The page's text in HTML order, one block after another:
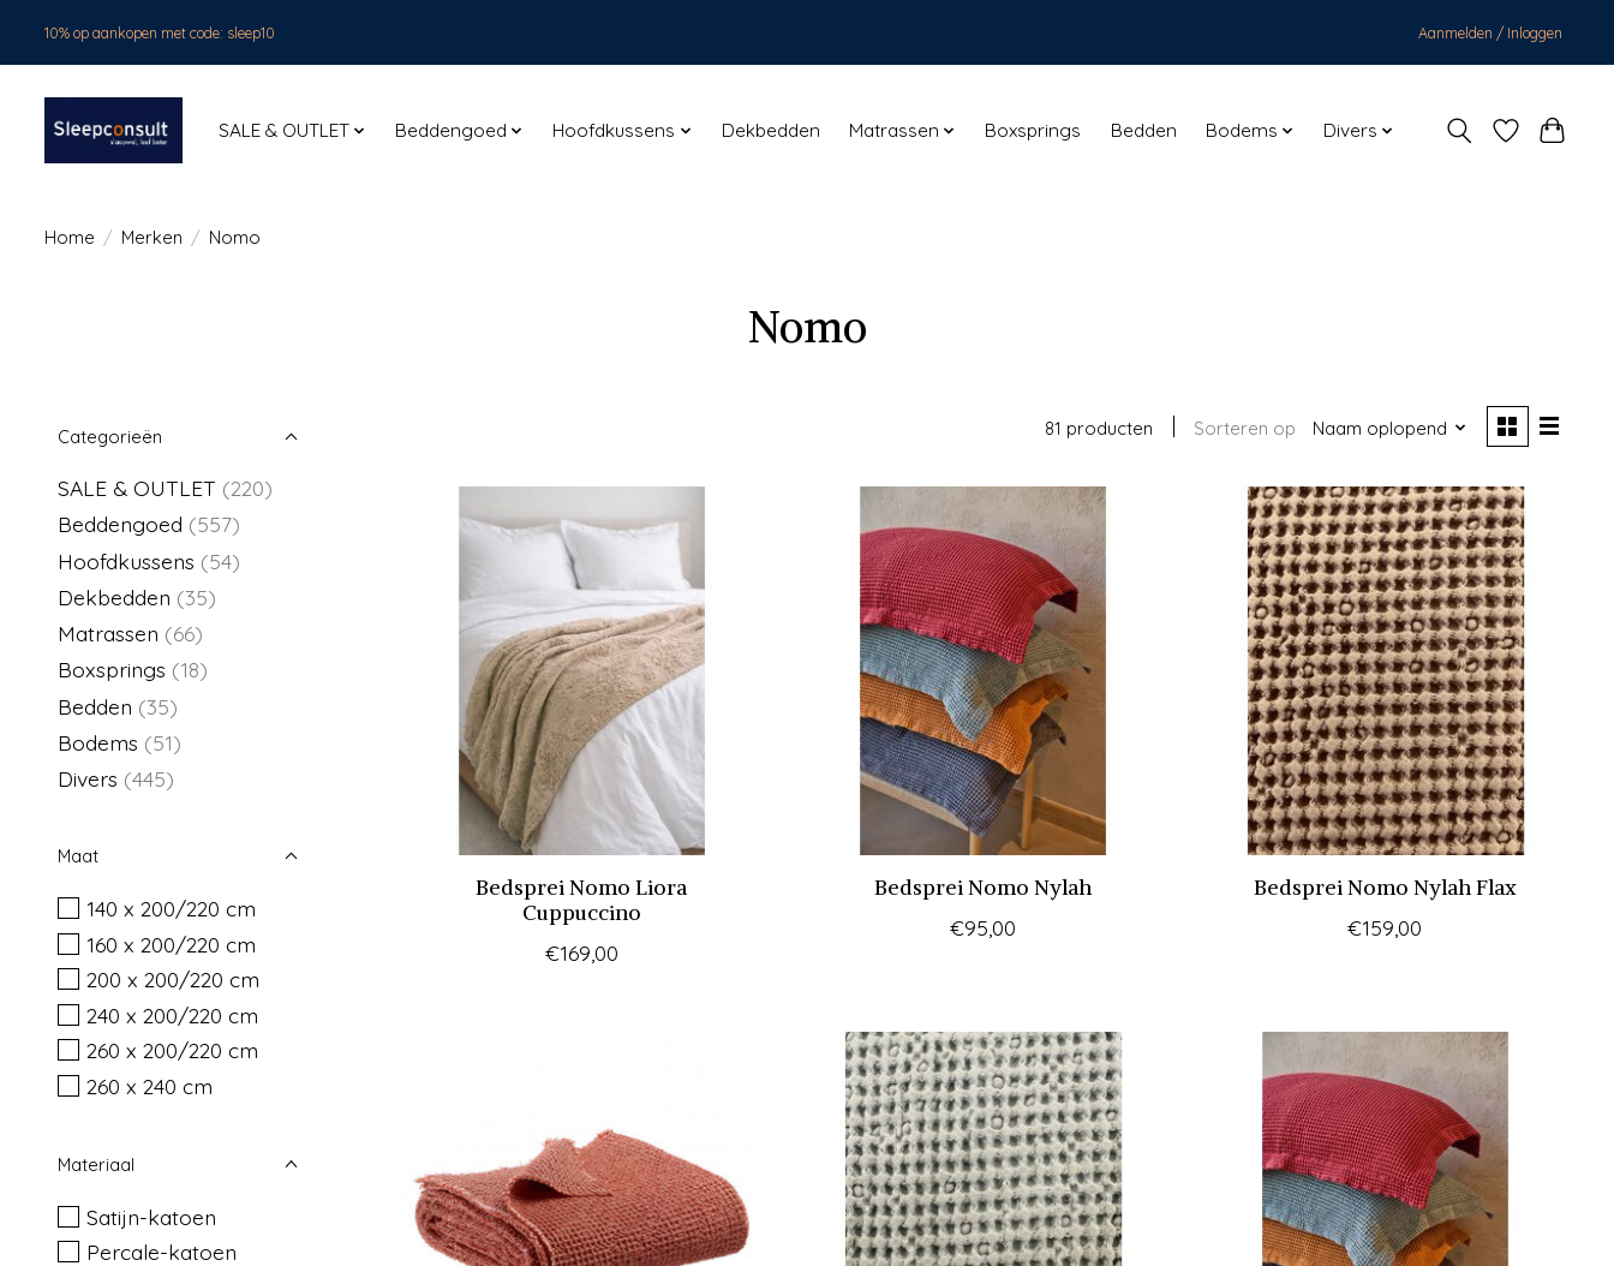
10% op aankopen met code: sleep10 Aanmelden / Inloggen
SALE & OUTLET Beddengoed Hoofdkussens Dekbedden Matrassen Boxsprings Bedden Bodems Divers
Home / Merken / Nomo
Nomo
Categorieën
SALE & OUTLET (220)
Beddengoed (557)
Hoofdkussens (54)
Dekbedden (35)
Matrassen (66)
Boxsprings (18)
Bedden (35)
Bodems (51)
Divers (445)
Maat
140 x 200/220 cm
160 x 200/220 cm
200 x 200/220 cm
240 x 200/220 cm
260 x 200/220 cm
260 x 240 cm
Materiaal
Satijn-katoen
Percale-katoen
81 producten Sorteren op Naam oplopend
Bedsprei Nomo Liora
Cuppuccino
€169,00
Bedsprei Nomo Nylah
€95,00
Bedsprei Nomo Nylah Flax
€159,00